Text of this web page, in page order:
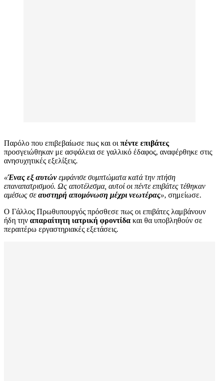
Παρόλο που επιβεβαίωσε πως και οι πέντε επιβάτες
προσγειώθηκαν με ασφάλεια σε γαλλικό έδαφος, αναφέρθηκε στις
ανησυχητικές εξελίξεις.
«Ένας εξ αυτώνεμφάνισε συμπτώματα κατά την πτήση
επαναπατρισμού. Ως αποτέλεσμα, αυτοί οι πέντε επιβάτες τέθηκαν
αμέσως σεαυστηρή απομόνωση μέχρι νεωτέρας», σημείωσε.
Ο Γάλλος Πρωθυπουργός πρόσθεσε πως οι επιβάτες λαμβάνουν
ήδη την απαραίτητη ιατρική φροντίδα και θα υποβληθούν σε
περαιτέρω εργαστηριακές εξετάσεις.